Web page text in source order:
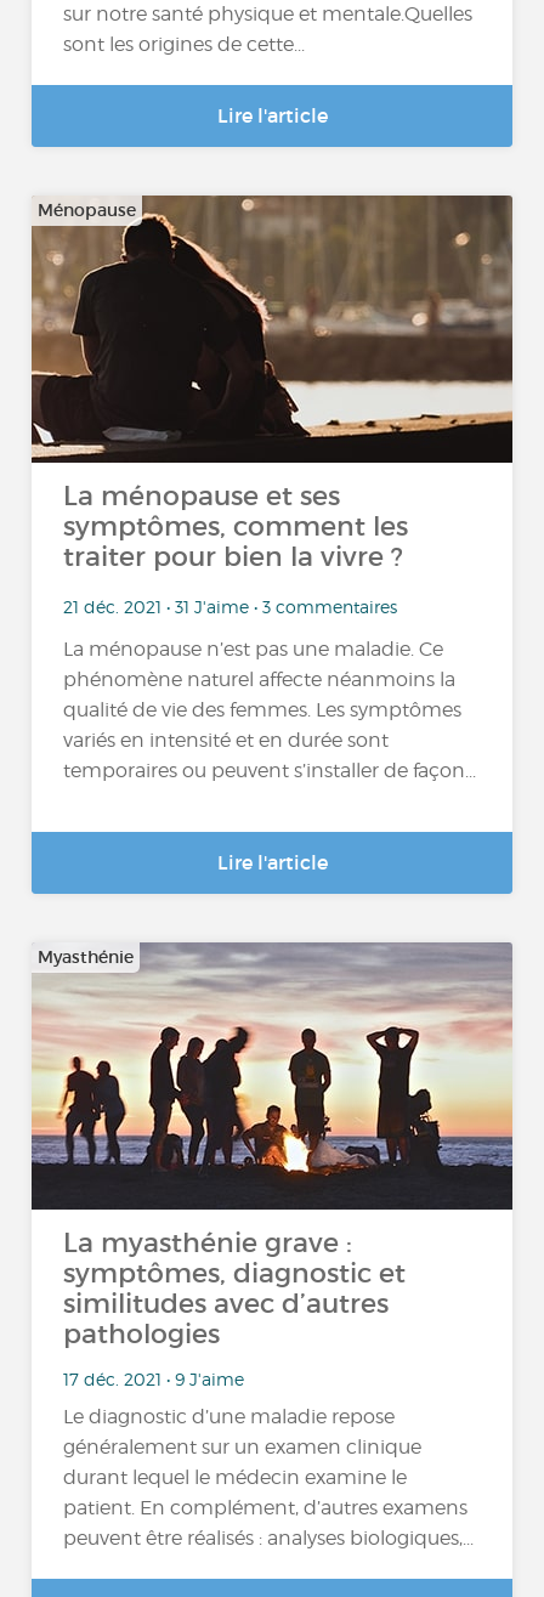
sur notre santé physique et mentale.Quelles
sont les origines de cette...
Lire l'article
Ménopause
La ménopause et ses
symptômes, comment les
traiter pour bien la vivre ?
21 déc. 2021 • 31 J'aime • 3 commentaires
La ménopause n’est pas une maladie. Ce
phénomène naturel affecte néanmoins la
qualité de vie des femmes. Les symptômes
variés en intensité et en durée sont
temporaires ou peuvent s’installer de façon...
Lire l'article
Myasthénie
La myasthénie grave :
symptômes, diagnostic et
similitudes avec d’autres
pathologies
17 déc. 2021 • 9 J'aime
Le diagnostic d’une maladie repose
généralement sur un examen clinique
durant lequel le médecin examine le
patient. En complément, d’autres examens
peuvent être réalisés : analyses biologiques,...